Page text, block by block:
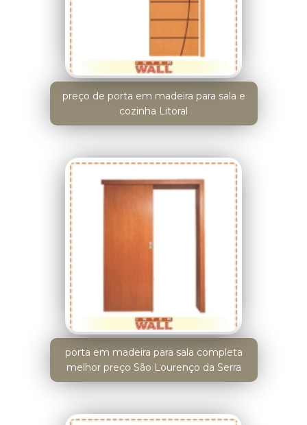
preço de porta em madeira para sala e
cozinha Litoral
porta em madeira para sala completa
melhor preço São Lourenço da Serra